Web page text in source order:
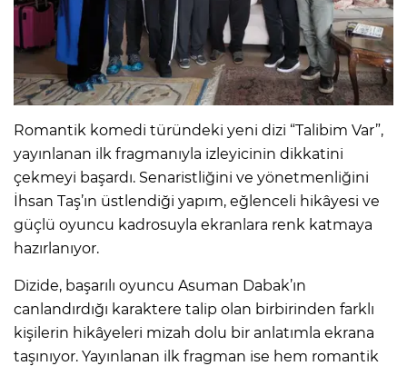
Romantik komedi türündeki yeni dizi “Talibim Var”,
yayınlanan ilk fragmanıyla izleyicinin dikkatini
çekmeyi başardı. Senaristliğini ve yönetmenliğini
İhsan Taş’ın üstlendiği yapım, eğlenceli hikâyesi ve
güçlü oyuncu kadrosuyla ekranlara renk katmaya
hazırlanıyor.
Dizide, başarılı oyuncu Asuman Dabak’ın
canlandırdığı karaktere talip olan birbirinden farklı
kişilerin hikâyeleri mizah dolu bir anlatımla ekrana
taşınıyor. Yayınlanan ilk fragman ise hem romantik